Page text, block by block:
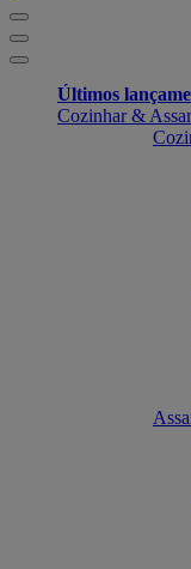
Últimos
Cozinhar &